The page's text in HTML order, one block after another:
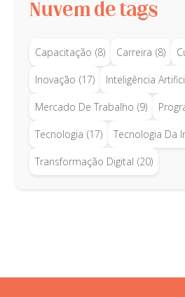
Nuvem de tags
Capacitação (8) Carreira (8)
Inovação (17) Inteligência
Mercado De Trabalho (9)
Tecnologia (17) Tecnologia Da
Transformação Digital (20)